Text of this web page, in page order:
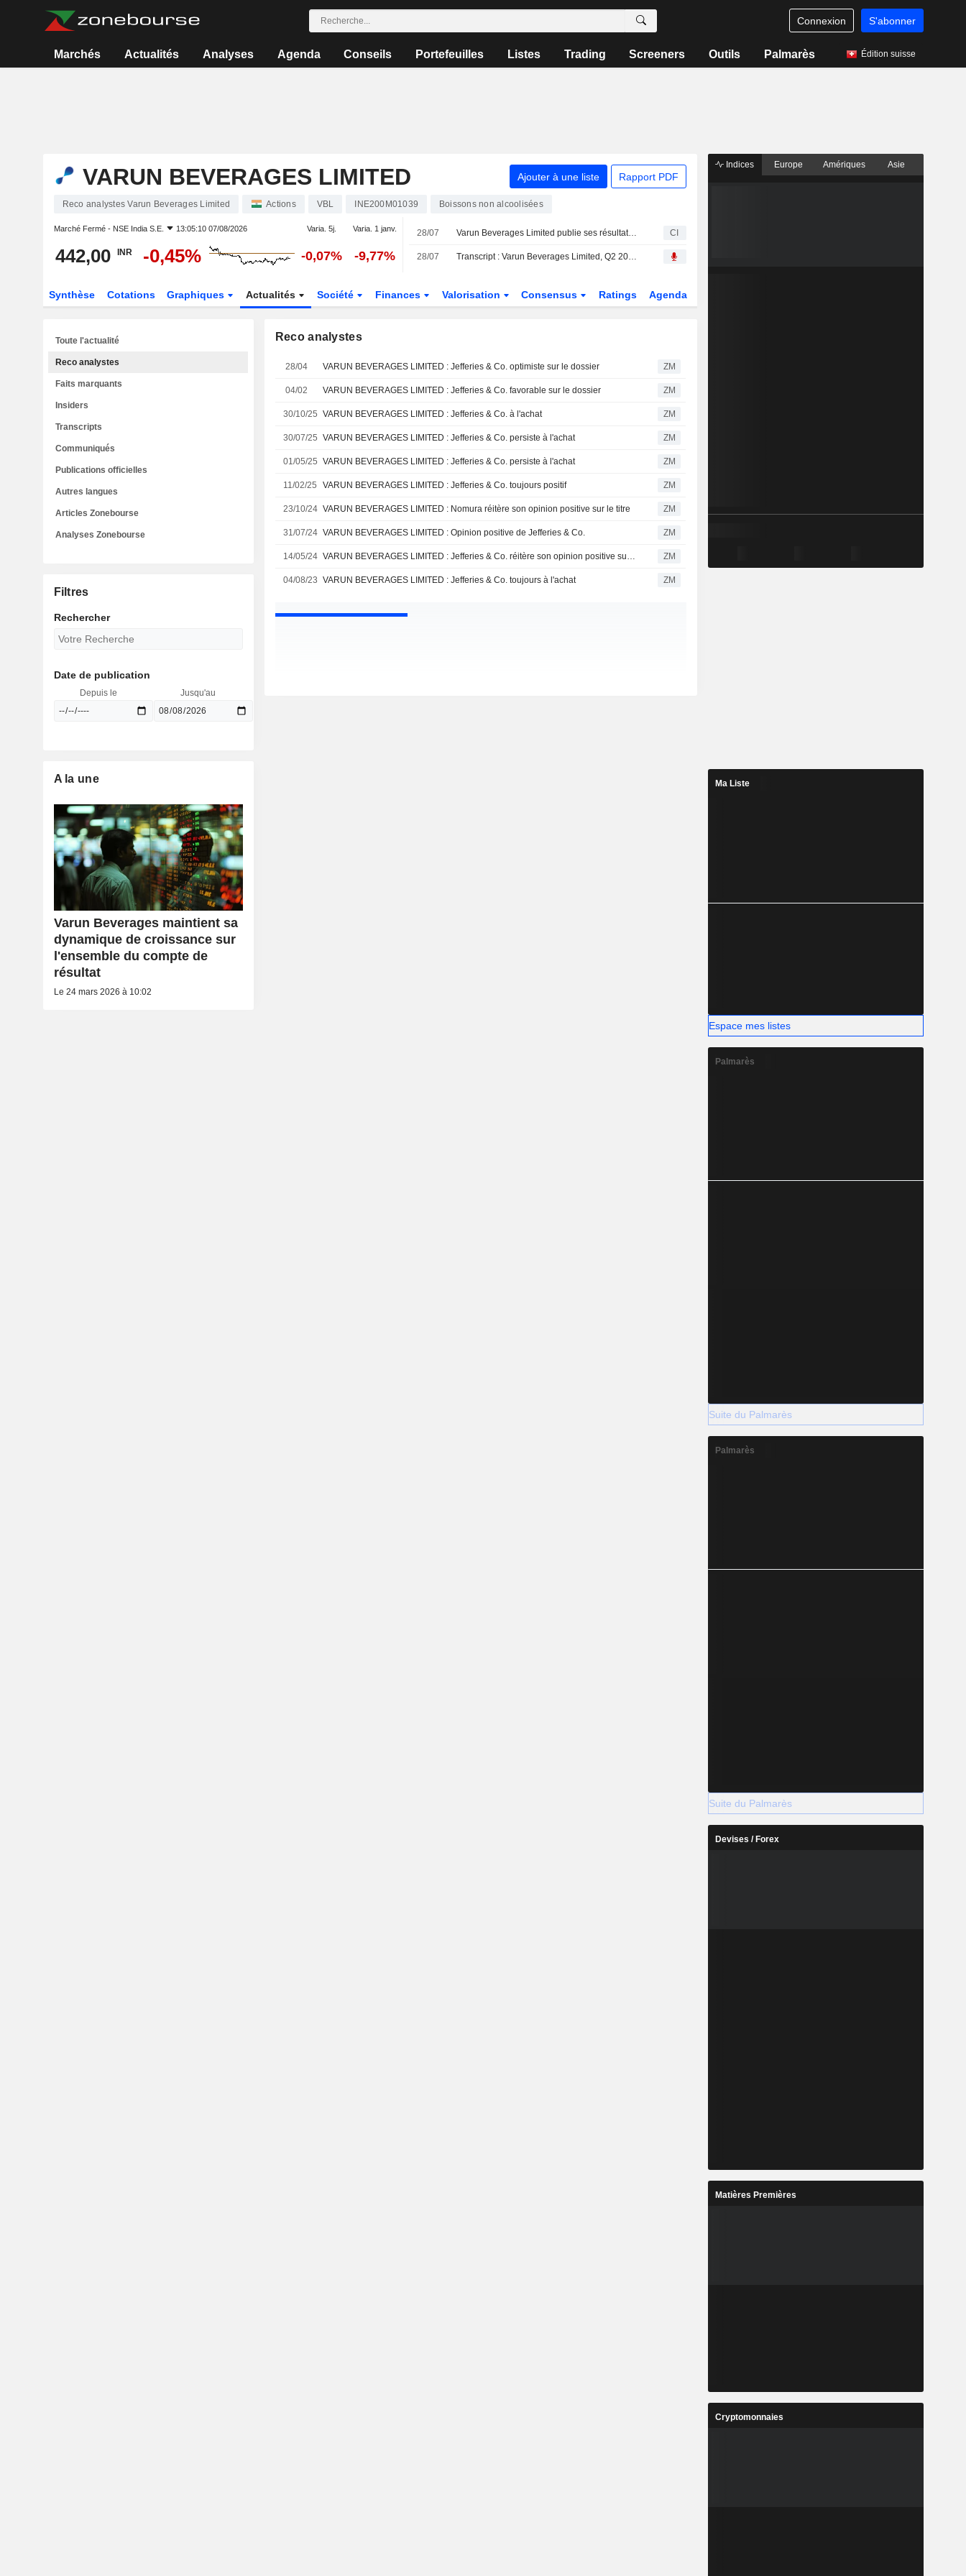
Connexion S'abonner
Marchés Actualités Analyses Agenda Conseils Portefeuilles Listes Trading Screeners Outils Palmarès Édition suisse
VARUN BEVERAGES LIMITED Ajouter à une liste Rapport PDF
Reco analystes Varun Beverages Limited Actions VBL INE200M01039 Boissons non alcoolisées
Marché Fermé - NSE India S.E. 13:05:10 07/08/2026 Varia. 5j. Varia. 1 janv.
442,00 INR -0,45% -0,07% -9,77%
28/07 Varun Beverages Limited publie ses résultats pour le deuxième trimestre et le premier semestre clos le 30 juin 2026 CI
28/07 Transcript : Varun Beverages Limited, Q2 2026 Earnings Call, Jul 28, 2026
Synthèse Cotations Graphiques Actualités Société Finances Valorisation Consensus Ratings Agenda
Reco analystes
28/04 VARUN BEVERAGES LIMITED : Jefferies & Co. optimiste sur le dossier ZM
04/02 VARUN BEVERAGES LIMITED : Jefferies & Co. favorable sur le dossier ZM
30/10/25 VARUN BEVERAGES LIMITED : Jefferies & Co. à l'achat ZM
30/07/25 VARUN BEVERAGES LIMITED : Jefferies & Co. persiste à l'achat ZM
01/05/25 VARUN BEVERAGES LIMITED : Jefferies & Co. persiste à l'achat ZM
11/02/25 VARUN BEVERAGES LIMITED : Jefferies & Co. toujours positif ZM
23/10/24 VARUN BEVERAGES LIMITED : Nomura réitère son opinion positive sur le titre ZM
31/07/24 VARUN BEVERAGES LIMITED : Opinion positive de Jefferies & Co. ZM
14/05/24 VARUN BEVERAGES LIMITED : Jefferies & Co. réitère son opinion positive sur le titre ZM
04/08/23 VARUN BEVERAGES LIMITED : Jefferies & Co. toujours à l'achat ZM
Toute l'actualité
Reco analystes
Faits marquants
Insiders
Transcripts
Communiqués
Publications officielles
Autres langues
Articles Zonebourse
Analyses Zonebourse
Filtres
Rechercher
Date de publication
Depuis le Jusqu'au
A la une
Varun Beverages maintient sa
dynamique de croissance sur
l'ensemble du compte de
résultat
Le 24 mars 2026 à 10:02
Indices Europe Amériques Asie
Ma Liste
Espace mes listes
Palmarès
Suite du Palmarès
Palmarès
Suite du Palmarès
Devises / Forex
Matières Premières
Cryptomonnaies